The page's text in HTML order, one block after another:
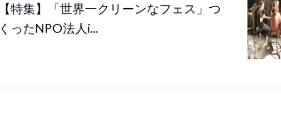
【特集】「世界一クリーンなフェス」つ
くったNPO法人i...